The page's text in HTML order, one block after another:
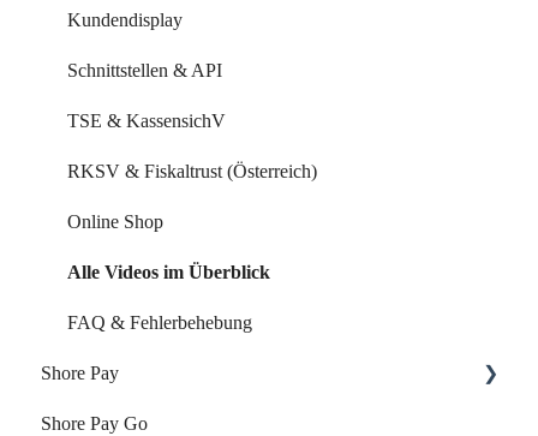
Kundenkommunikation
Auswertungen
Marketing Funktionen
Alle Videos im Überblick
FAQ & Fehlerbehebung
Kundendisplay
Schnittstellen & API
TSE & KassensichV
RKSV & Fiskaltrust (Österreich)
Online Shop
Alle Videos im Überblick
FAQ & Fehlerbehebung
Shore Pay
Erste Schritte
Shore Pay Go